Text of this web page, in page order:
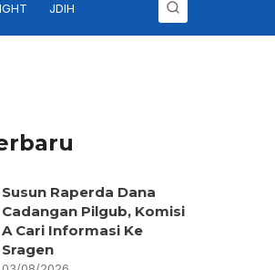
JDIH
Susun Raperda Dana
Cadangan Pilgub, Komisi
A Cari Informasi Ke
Sragen